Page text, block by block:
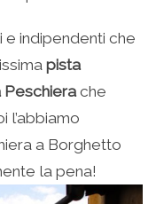
e indipendenti che
pista
che
l’abbiamo
a Borghetto
la pena!